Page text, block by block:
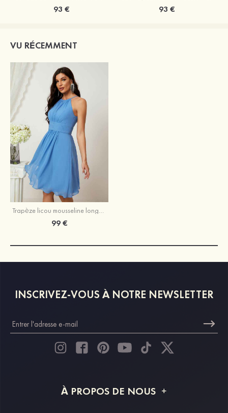
93 € 93 €
VU RÉCEMMENT
Trapèze licou mousseline longueur genou robe de demoiselle d'honneur avec plissé
99 €
INSCRIVEZ-VOUS À NOTRE NEWSLETTER
À PROPOS DE NOUS